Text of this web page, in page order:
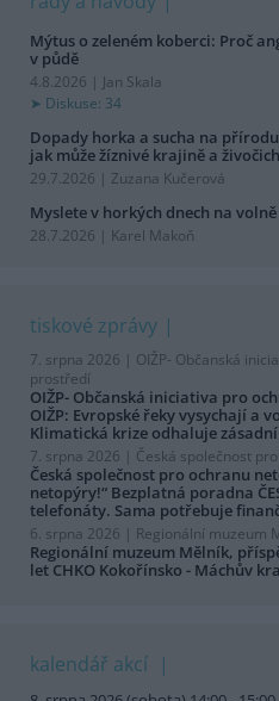
Mýtus o zeleném koberci: Proč
v půdě
4.8.2026 | Jan Skala
Diskuse: 34
Dopady horka a sucha na
jak může žíznivé krajině a
29.7.2026 | Zuzana Kučerová
Myslete v horkých dnech na
28.7.2026 | Karel Makoň
tiskové zprávy
7. srpna 2026 | OIŽP- Občanská
prostředí
OIŽP- Občanská iniciativa pro
OIŽP: Evropské řeky vysychají a
Klimatická krize odhaluje
7. srpna 2026 | Česká společnost
Česká společnost pro ochranu
netopýry!“ Bezplatná poradna
telefonáty. Sama potřebuje
6. srpna 2026 | Regionální muzeum
Regionální muzeum Mělník,
let CHKO Kokořínsko - Máchův
kalendář akcí